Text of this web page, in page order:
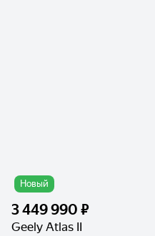
Новый
3 449 990 ₽
Geely Atlas II